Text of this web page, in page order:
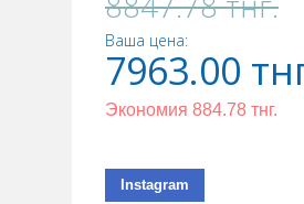
Ваша цена:
7963.00
Экономия 884.78 тнг.
Instagram